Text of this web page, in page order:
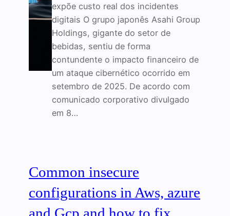
expõe custo real dos incidentes
digitais O grupo japonês Asahi Group
Holdings, gigante do setor de
bebidas, sentiu de forma
contundente o impacto financeiro de
um ataque cibernético ocorrido em
setembro de 2025. De acordo com
comunicado corporativo divulgado
em 8…
Common insecure
configurations in Aws, azure